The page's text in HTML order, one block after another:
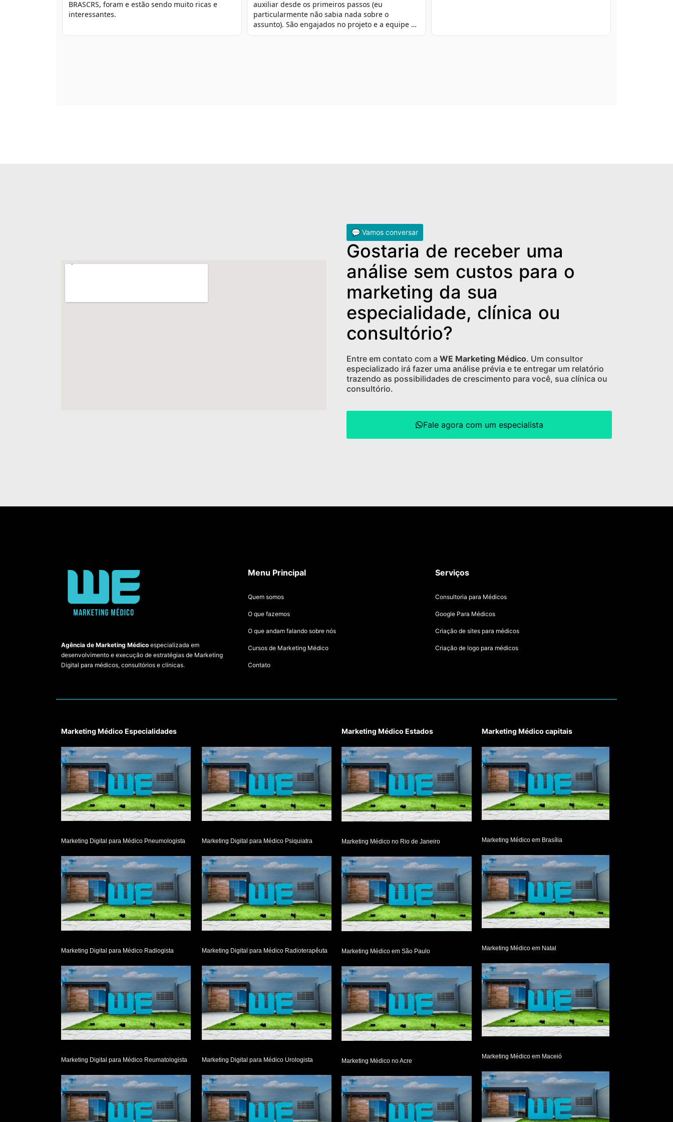
💬 Vamos conversar
Gostaria de receber uma
análise sem custos para o
marketing da sua
especialidade, clínica ou
consultório?
Entre em contato com a WE Marketing Médico. Um consultor
especializado irá fazer uma análise prévia e te entregar um relatório
trazendo as possibilidades de crescimento para você, sua clínica ou
consultório.
Fale agora com um especialista
Agência de Marketing Médico especializada em
desenvolvimento e execução de estratégias de Marketing
Digital para médicos, consultórios e clínicas.
Menu Principal
Quem somos
O que fazemos
O que andam falando sobre nós
Cursos de Marketing Médico
Contato
Serviços
Consultoria para Médicos
Google Para Médicos
Criação de sites para médicos
Criação de logo para médicos
Marketing Médico Especialidades
Marketing Digital para Médico Pneumologista Marketing Digital para Médico Psiquiatra
Marketing Digital para Médico Radiogista Marketing Digital para Médico Radioterapêuta
Marketing Digital para Médico Reumatologista Marketing Digital para Médico Urologista
Marketing Médico Estados
Marketing Médico no Rio de Janeiro
Marketing Médico em São Paulo
Marketing Médico no Acre
Marketing Médico capitais
Marketing Médico em Brasília
Marketing Médico em Natal
Marketing Médico em Maceió